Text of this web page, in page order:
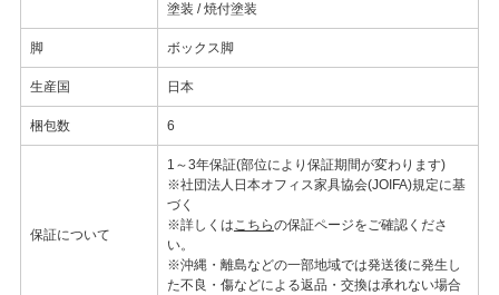
塗装 / 焼付塗装
脚 ボックス脚
生産国 日本
梱包数 6
保証について
1～3年保証(部位により保証期間が変わります)
※社団法人日本オフィス家具協会(JOIFA)規定に基
づく
※詳しくはこちらの保証ページをご確認くださ
い。
※沖縄・離島などの一部地域では発送後に発生し
た不良・傷などによる返品・交換は承れない場合